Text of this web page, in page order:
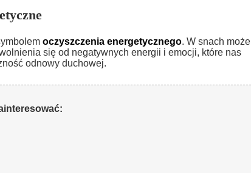
oczyszczenia energetycznego. W snach może
się od negatywnych energii i emocji, które nas
odnowy duchowej.